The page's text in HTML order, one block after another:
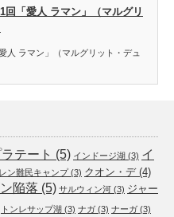
回「愛人 ラマン」（マルグリ
人 ラマン」（マルグリット・デュ
テート (5) インドージ湖 (3) イ
ン難民キャンプ(3) クオン・デ(4)
陥落 (5) サルウィン河 (3) ジャー
トンレサップ湖 (3) ナガ (3) ナーガ (3)